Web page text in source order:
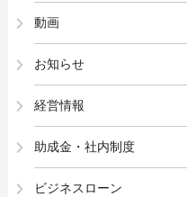
動画
お知らせ
経営情報
助成金・社内制度
ビジネスローン